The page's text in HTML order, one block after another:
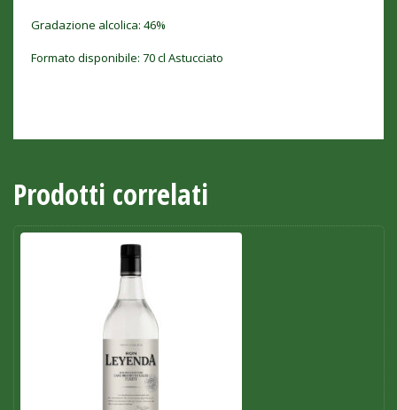
Gradazione alcolica: 46%
Formato disponibile: 70 cl Astucciato
Prodotti correlati